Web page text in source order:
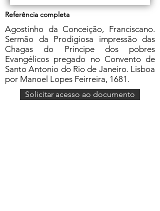
Referência completa
Agostinho da Conceição, Franciscano.
Sermão da Prodigiosa impressão das
Chagas do Principe dos pobres
Evangélicos pregado no Convento de
Santo Antonio do Rio de Janeiro. Lisboa
por Manoel Lopes Feirreira, 1681.
Solicitar acesso ao documento